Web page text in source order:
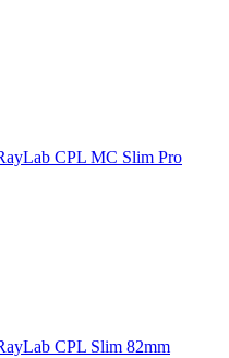
CPL MC Slim Pro
CPL Slim 82mm